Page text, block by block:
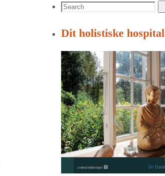
Search
Dit holistiske hospital